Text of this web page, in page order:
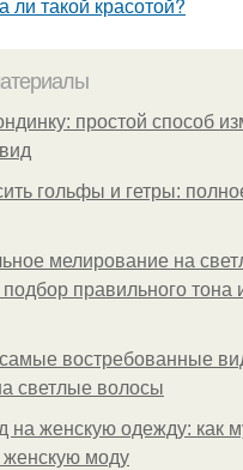
простой способ
гольфы и гетры:
мелирование на
правильного тона
самые востребованные
светлые волосы
на женскую одежду: как
моду